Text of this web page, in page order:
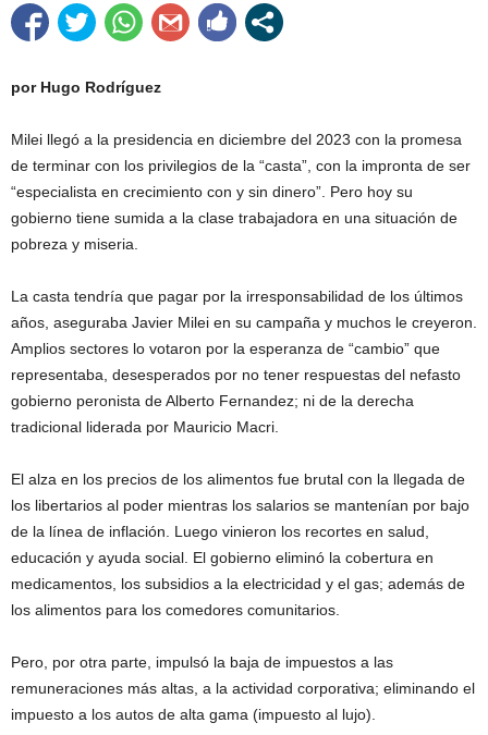
por Hugo Rodríguez
Milei llegó a la presidencia en diciembre del 2023 con la promesa
de terminar con los privilegios de la “casta”, con la impronta de ser
“especialista en crecimiento con y sin dinero”. Pero hoy su
gobierno tiene sumida a la clase trabajadora en una situación de
pobreza y miseria.
La casta tendría que pagar por la irresponsabilidad de los últimos
años, aseguraba Javier Milei en su campaña y muchos le creyeron.
Amplios sectores lo votaron por la esperanza de “cambio” que
representaba, desesperados por no tener respuestas del nefasto
gobierno peronista de Alberto Fernandez; ni de la derecha
tradicional liderada por Mauricio Macri.
El alza en los precios de los alimentos fue brutal con la llegada de
los libertarios al poder mientras los salarios se mantenían por bajo
de la línea de inflación. Luego vinieron los recortes en salud,
educación y ayuda social. El gobierno eliminó la cobertura en
medicamentos, los subsidios a la electricidad y el gas; además de
los alimentos para los comedores comunitarios.
Pero, por otra parte, impulsó la baja de impuestos a las
remuneraciones más altas, a la actividad corporativa; eliminando el
impuesto a los autos de alta gama (impuesto al lujo).